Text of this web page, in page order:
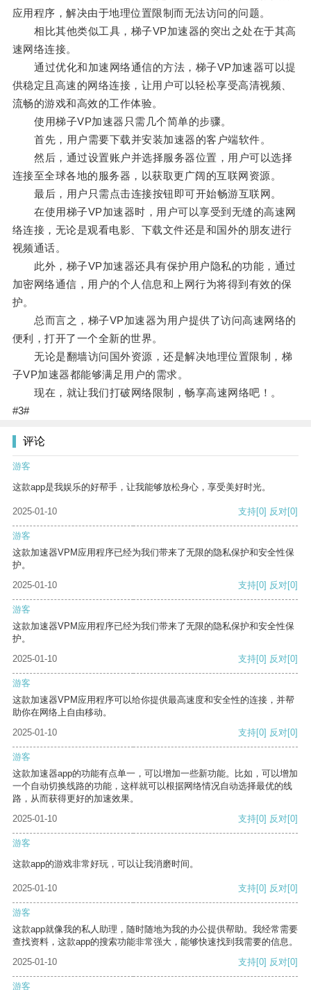
应用程序，解决由于地理位置限制而无法访问的问题。
相比其他类似工具，梯子VP加速器的突出之处在于其高
速网络连接。
通过优化和加速网络通信的方法，梯子VP加速器可以提
供稳定且高速的网络连接，让用户可以轻松享受高清视频、
流畅的游戏和高效的工作体验。
使用梯子VP加速器只需几个简单的步骤。
首先，用户需要下载并安装加速器的客户端软件。
然后，通过设置账户并选择服务器位置，用户可以选择
连接至全球各地的服务器，以获取更广阔的互联网资源。
最后，用户只需点击连接按钮即可开始畅游互联网。
在使用梯子VP加速器时，用户可以享受到无缝的高速网
络连接，无论是观看电影、下载文件还是和国外的朋友进行
视频通话。
此外，梯子VP加速器还具有保护用户隐私的功能，通过
加密网络通信，用户的个人信息和上网行为将得到有效的保
护。
总而言之，梯子VP加速器为用户提供了访问高速网络的
便利，打开了一个全新的世界。
无论是翻墙访问国外资源，还是解决地理位置限制，梯
子VP加速器都能够满足用户的需求。
现在，就让我们打破网络限制，畅享高速网络吧！。
#3#
评论
游客
这款app是我娱乐的好帮手，让我能够放松身心，享受美好时光。
2025-01-10 支持[0] 反对[0]
游客
这款加速器VPM应用程序已经为我们带来了无限的隐私保护和安全性保
护。
2025-01-10
支持[0] 反对[0]
游客
这款加速器VPM应用程序已经为我们带来了无限的隐私保护和安全性保
护。
2025-01-10
支持[0] 反对[0]
游客
这款加速器VPM应用程序可以给你提供最高速度和安全性的连接，并帮
助你在网络上自由移动。
2025-01-10
支持[0] 反对[0]
游客
这款加速器app的功能有点单一，可以增加一些新功能。比如，可以增加
一个自动切换线路的功能，这样就可以根据网络情况自动选择最优的线
路，从而获得更好的加速效果。
2025-01-10
支持[0] 反对[0]
游客
这款app的游戏非常好玩，可以让我消磨时间。
2025-01-10 支持[0] 反对[0]
游客
这款app就像我的私人助理，随时随地为我的办公提供帮助。我经常需要
查找资料，这款app的搜索功能非常强大，能够快速找到我需要的信息。
2025-01-10
支持[0] 反对[0]
游客